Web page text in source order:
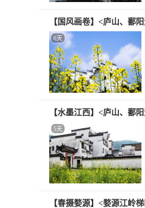
【国风画卷】<庐山、鄱
6天
【水墨江西】<庐山、鄱
5天
【春摄婺源】<婺源江岭